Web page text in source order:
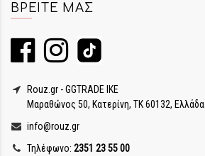
ΒΡΕΊΤΕ ΜΑΣ
Rouz.gr - GGTRADE IKE
Μαραθώνος 50, Κατερίνη, ΤΚ 60132, Ελλάδα
info@rouz.gr
Τηλέφωνο: 2351 23 55 00